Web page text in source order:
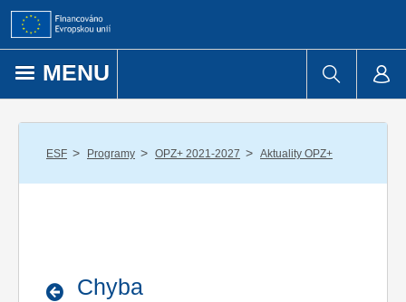
Přejít k obsahu
MENU
ESF / Programy / OPZ+ 2021-2027 / Aktuality OPZ+
Chyba